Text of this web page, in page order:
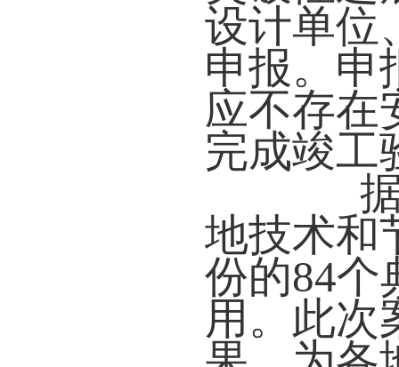
设计单位
申报。申
应不存在
完成竣工
据
地技术和
份的84个
用。此次